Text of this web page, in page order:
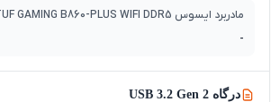
مادربرد ایسوس TUF GAMING B860-PLUS WIFI DDR5
-
درگاه USB 3.2 Gen 2